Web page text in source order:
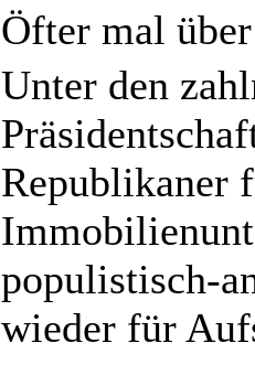
Öfter mal
Unter den
Republikaner
populistisch-
wieder für